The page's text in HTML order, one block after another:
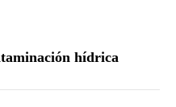
hídrica